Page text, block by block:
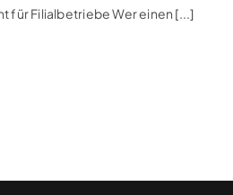
für Filialbetriebe Wer einen [...]